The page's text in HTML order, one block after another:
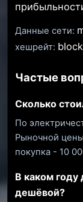
Данные сети:
хешрейт:
Частые
Сколько
По
Рыночной
покупка - 10
В каком году
дешёвой?